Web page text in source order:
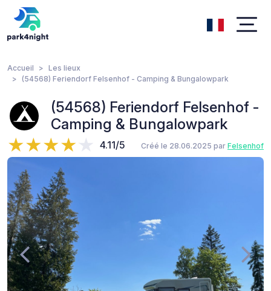
Accueil
Les lieux
(54568) Feriendorf Felsenhof - Camping & Bungalowpark
(54568) Feriendorf Felsenhof -
Camping & Bungalowpark
4.11/5 Créé le 28.06.2025 par Felsenhof